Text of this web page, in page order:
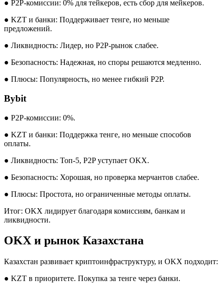
● P2P-комиссии: 0% для тейкеров, есть сбор для мейкеров.
● KZT и банки: Поддерживает тенге, но меньше
предложений.
● Ликвидность: Лидер, но P2P-рынок слабее.
● Безопасность: Надежная, но споры решаются медленно.
● Плюсы: Популярность, но менее гибкий P2P.
Bybit
● P2P-комиссии: 0%.
● KZT и банки: Поддержка тенге, но меньше способов
оплаты.
● Ликвидность: Топ-5, P2P уступает OKX.
● Безопасность: Хорошая, но проверка мерчантов слабее.
● Плюсы: Простота, но ограниченные методы оплаты.
Итог: OKX лидирует благодаря комиссиям, банкам и
ликвидности.
OKX и рынок Казахстана
Казахстан развивает криптоинфраструктуру, и OKX подходит:
● KZT в приоритете. Покупка за тенге через банки.